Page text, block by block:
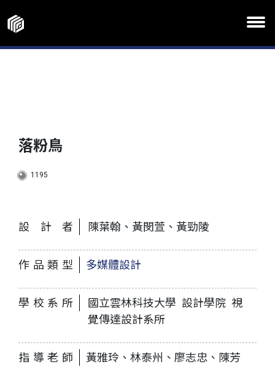
落粉鳥
1195
設計者 陳葉翰、黃閔萱、黃勁陵
作品類型 多媒體設計
學校系所
國立雲林科技大學 設計學院 視
覺傳達設計系所
指導老師
黃雅玲、林泰州、廖志忠、陳芳